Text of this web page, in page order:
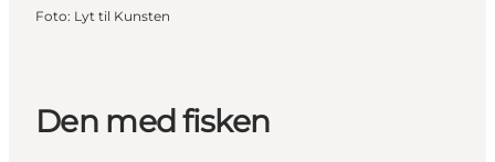
Foto: Lyt til Kunsten
Den med fisken